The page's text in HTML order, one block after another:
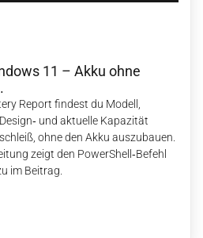
11 – Akku ohne
Report findest du Modell,
und aktuelle Kapazität
ohne den Akku auszubauen.
zeigt den PowerShell‑Befehl
im Beitrag.